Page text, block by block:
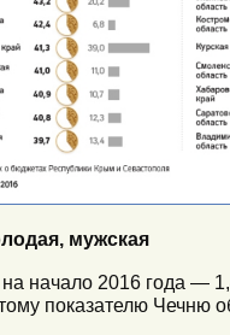
мужская
начало 2016 года —
показателю Чечню